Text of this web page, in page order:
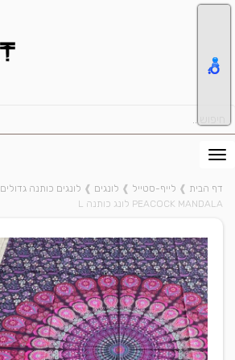
דף הבית ❱ לייף-סטייל ❱ לונגים ❱ לונגים כותנה גדולים L
PEACOCK MANDALA לונג כותנה L